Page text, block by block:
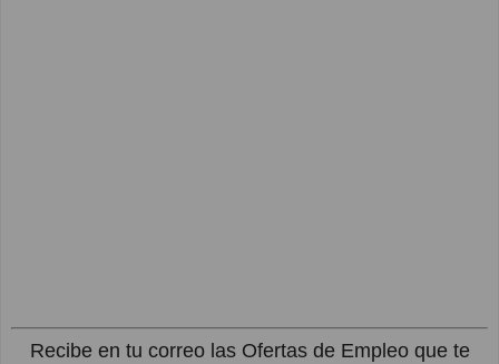
Recibe en tu correo las Ofertas de Empleo que te